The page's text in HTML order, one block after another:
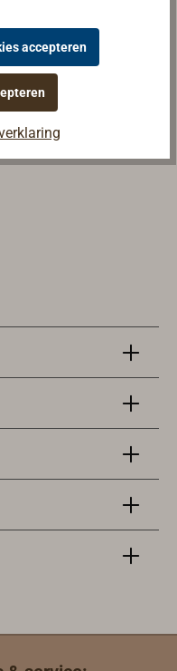
accepteren